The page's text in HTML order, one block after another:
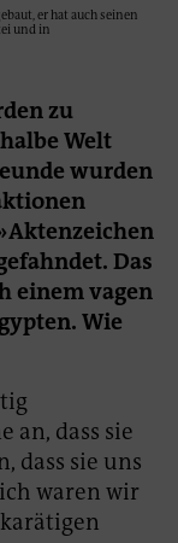
er hat auch seinen
und in
zu
Welt
wurden
Das
einem vagen
Wie
an, dass sie
dass sie uns
waren wir